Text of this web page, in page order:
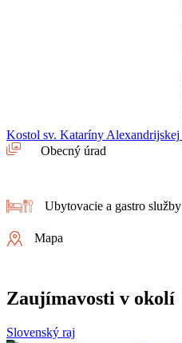
Kostol sv. Kataríny Alexandrijskej
Obecný úrad
Ubytovacie a gastro služby
Mapa
Zaujímavosti v okolí
Slovenský raj